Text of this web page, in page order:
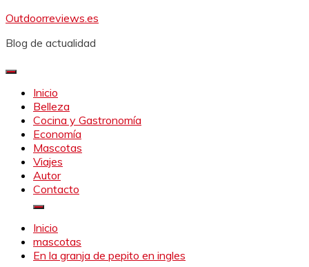
Saltar
contenido
Outdoorreviews.es
Blog de actualidad
Inicio
Belleza
Cocina y Gastronomía
Economía
Mascotas
Viajes
Autor
Contacto
Inicio
mascotas
En la granja de pepito en ingles